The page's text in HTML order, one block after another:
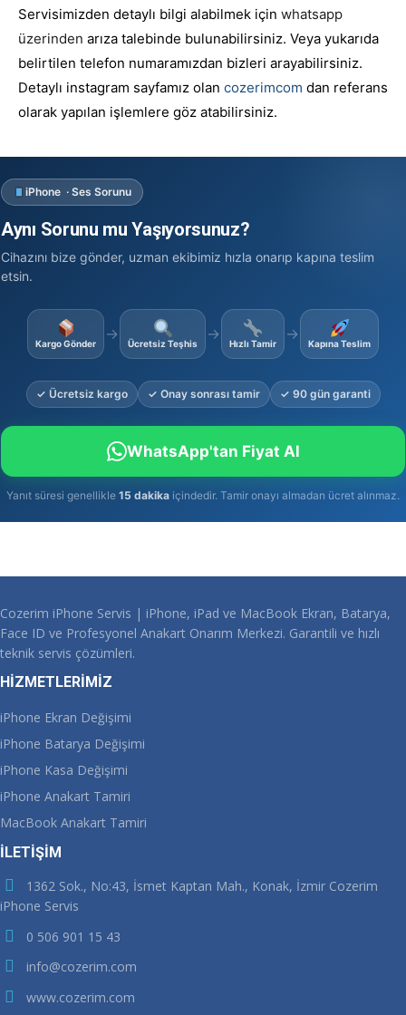
Servisimizden detaylı bilgi alabilmek için whatsapp
üzerinden arıza talebinde bulunabilirsiniz. Veya yukarıda
belirtilen telefon numaramızdan bizleri arayabilirsiniz.
Detaylı instagram sayfamız olan cozerimcom dan referans
olarak yapılan işlemlere göz atabilirsiniz.
iPhone · Ses Sorunu
Aynı Sorunu mu Yaşıyorsunuz?
Cihazını bize gönder, uzman ekibimiz hızla onarıp kapına teslim
etsin.
Kargo Gönder
→
Ücretsiz Teşhis
→
Hızlı Tamir
→
Kapına Teslim
✓ Ücretsiz kargo ✓ Onay sonrası tamir ✓ 90 gün garanti
WhatsApp'tan Fiyat Al
Yanıt süresi genellikle 15 dakika içindedir. Tamir onayı almadan ücret alınmaz.
Cozerim iPhone Servis | iPhone, iPad ve MacBook Ekran, Batarya,
Face ID ve Profesyonel Anakart Onarım Merkezi. Garantili ve hızlı
teknik servis çözümleri.
HİZMETLERİMİZ
iPhone Ekran Değişimi
iPhone Batarya Değişimi
iPhone Kasa Değişimi
iPhone Anakart Tamiri
MacBook Anakart Tamiri
İLETİŞİM
1362 Sok., No:43, İsmet Kaptan Mah., Konak, İzmir Cozerim
iPhone Servis
0 506 901 15 43
info@cozerim.com
www.cozerim.com